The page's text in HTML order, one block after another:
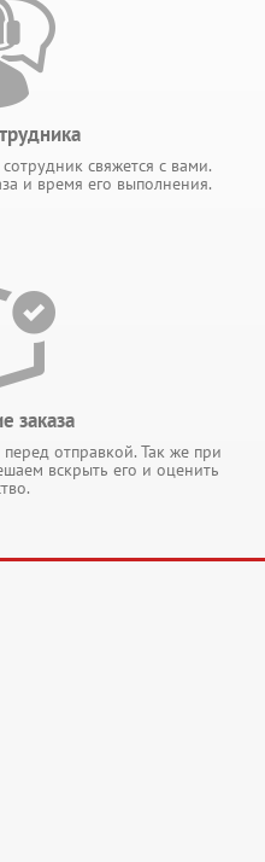
свяжется с вами.
и время его выполнения.
заказа
отправкой. Так же при
вскрыть его и оценить